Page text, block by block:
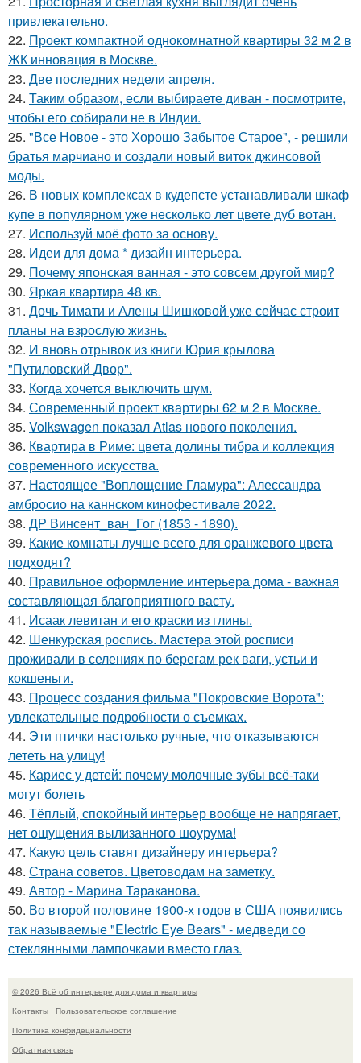
привлекательно.
22. Проект компактной однокомнатной квартиры 32 м 2 в
ЖК инновация в Москве.
23. Две последних недели апреля.
24. Таким образом, если выбираете диван - посмотрите,
чтобы его собирали не в Индии.
25. "Все Новое - это Хорошо Забытое Старое", - решили
братья марчиано и создали новый виток джинсовой
моды.
26. В новых комплексах в кудепсте устанавливали шкаф
купе в популярном уже несколько лет цвете дуб вотан.
27. Используй моё фото за основу.
28. Идеи для дома * дизайн интерьера.
29. Почему японская ванная - это совсем другой мир?
30. Яркая квартира 48 кв.
31. Дочь Тимати и Алены Шишковой уже сейчас строит
планы на взрослую жизнь.
32. И вновь отрывок из книги Юрия крылова
"Путиловский Двор".
33. Когда хочется выключить шум.
34. Современный проект квартиры 62 м 2 в Москве.
35. Volkswagen показал Atlas нового поколения.
36. Квартира в Риме: цвета долины тибра и коллекция
современного искусства.
37. Настоящее "Воплощение Гламура": Алессандра
амбросио на каннском кинофестивале 2022.
38. ДР Винсент_ван_Гог (1853 - 1890).
39. Какие комнаты лучше всего для оранжевого цвета
подходят?
40. Правильное оформление интерьера дома - важная
составляющая благоприятного васту.
41. Исаак левитан и его краски из глины.
42. Шенкурская роспись. Мастера этой росписи
проживали в селениях по берегам рек ваги, устьи и
кокшеньги.
43. Процесс создания фильма "Покровские Ворота":
увлекательные подробности о съемках.
44. Эти птички настолько ручные, что отказываются
лететь на улицу!
45. Кариес у детей: почему молочные зубы всё-таки
могут болеть
46. Тёплый, спокойный интерьер вообще не напрягает,
нет ощущения вылизанного шоурума!
47. Какую цель ставят дизайнеру интерьера?
48. Страна советов. Цветоводам на заметку.
49. Автор - Марина Тараканова.
50. Во второй половине 1900-х годов в США появились
так называемые "Electric Eye Bears" - медведи со
стеклянными лампочками вместо глаз.
© 2026 Всё об интерьере для дома и квартиры
Контакты
Пользовательское соглашение
Политика конфидециальности
Обратная связь